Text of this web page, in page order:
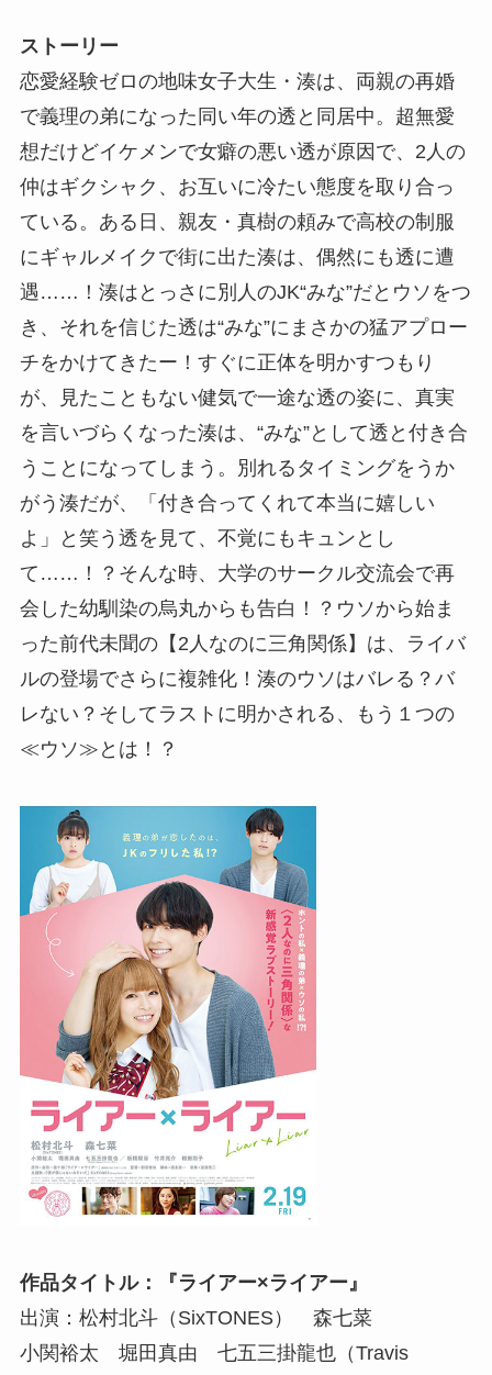
ストーリー
恋愛経験ゼロの地味女子大生・湊は、両親の再婚
で義理の弟になった同い年の透と同居中。超無愛
想だけどイケメンで女癖の悪い透が原因で、2人の
仲はギクシャク、お互いに冷たい態度を取り合っ
ている。ある日、親友・真樹の頼みで高校の制服
にギャルメイクで街に出た湊は、偶然にも透に遭
遇……！湊はとっさに別人のJK“みな”だとウソをつ
き、それを信じた透は“みな”にまさかの猛アプロー
チをかけてきたー！すぐに正体を明かすつもり
が、見たこともない健気で一途な透の姿に、真実
を言いづらくなった湊は、“みな”として透と付き合
うことになってしまう。別れるタイミングをうか
がう湊だが、「付き合ってくれて本当に嬉しい
よ」と笑う透を見て、不覚にもキュンとし
て……！？そんな時、大学のサークル交流会で再
会した幼馴染の烏丸からも告白！？ウソから始ま
った前代未聞の【2人なのに三角関係】は、ライバ
ルの登場でさらに複雑化！湊のウソはバレる？バ
レない？そしてラストに明かされる、もう１つの
≪ウソ≫とは！？
作品タイトル：『ライアー×ライアー』
出演：松村北斗（SixTONES） 森七菜
小関裕太 堀田真由 七五三掛龍也（Travis